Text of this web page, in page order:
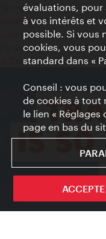
Terms of Use
Accessibilité
Contact presse
Paramètres de cookies
© Copyright
évaluations,
à vos intérêts et
possible. Si vous
cookies, vous
standard dans «
Conseil : vous
de cookies à tout
le lien « Réglages
page en bas du